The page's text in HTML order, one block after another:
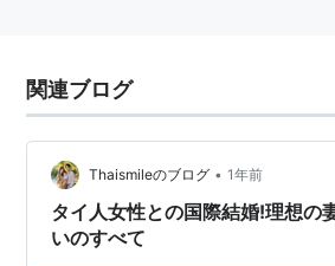
関連ブログ
Thaismileのブログ • 1年前
タイ人女性との国際結婚!理想の
いのすべて